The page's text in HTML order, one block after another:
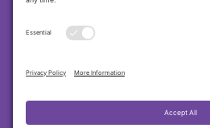
Politique de confidentialité